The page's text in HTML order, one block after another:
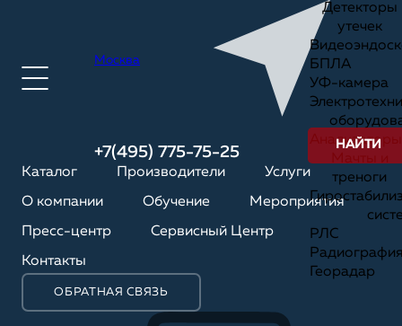
Москва
+7(495) 775-75-25
Каталог Производители Услуги
О компании Обучение Мероприятия
Пресс-центр Сервисный Центр
Контакты
ОБРАТНАЯ СВЯЗЬ
Детекторы
утечек
БПЛА
УФ-камера
Анализаторы
треноги
РЛС
Георадар
НАЙТИ